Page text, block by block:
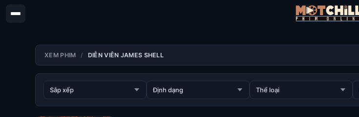
XEM PHIM DIỄN VIÊN JAMES SHELL